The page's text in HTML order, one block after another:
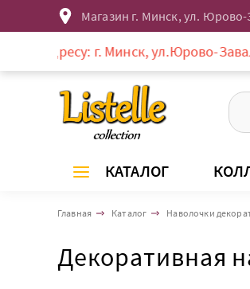
Магазин г. Минск, ул. Юрово-
г. Минск, ул.Юрово-
КАТАЛОГ
Главная Каталог Наволочки
Декоративная